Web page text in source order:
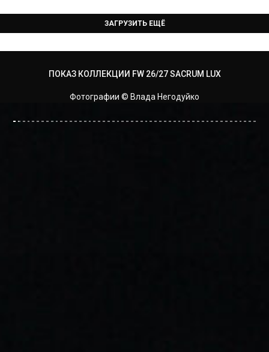
ЗАГРУЗИТЬ ЕЩЁ
ПОКАЗ КОЛЛЕКЦИИ FW 26/27 SACRUM LUX
Фотографии © Влада Негодуйко